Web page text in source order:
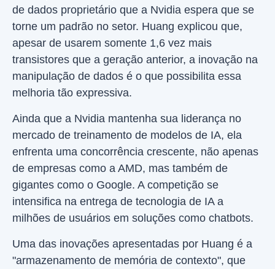
de dados proprietário que a Nvidia espera que se
torne um padrão no setor. Huang explicou que,
apesar de usarem somente 1,6 vez mais
transistores que a geração anterior, a inovação na
manipulação de dados é o que possibilita essa
melhoria tão expressiva.
Ainda que a Nvidia mantenha sua liderança no
mercado de treinamento de modelos de IA, ela
enfrenta uma concorrência crescente, não apenas
de empresas como a AMD, mas também de
gigantes como o Google. A competição se
intensifica na entrega de tecnologia de IA a
milhões de usuários em soluções como chatbots.
Uma das inovações apresentadas por Huang é a
"armazenamento de memória de contexto", que